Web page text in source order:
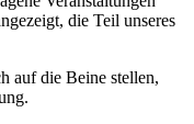
die Teil unseres
auf die Beine stellen,